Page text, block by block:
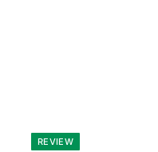
REVIEW